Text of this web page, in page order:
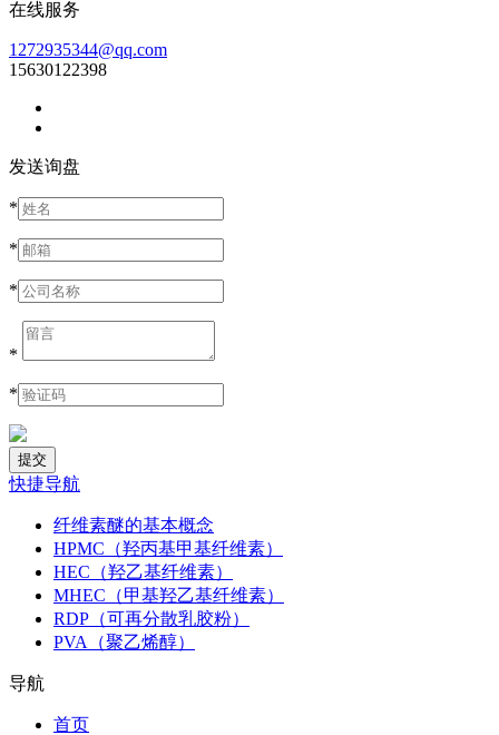
在线服务
1272935344@qq.com
15630122398
发送询盘
*
*
*
*
*
快捷导航
纤维素醚的基本概念
HPMC（羟丙基甲基纤维素）
HEC（羟乙基纤维素）
MHEC（甲基羟乙基纤维素）
RDP（可再分散乳胶粉）
PVA（聚乙烯醇）
导航
首页